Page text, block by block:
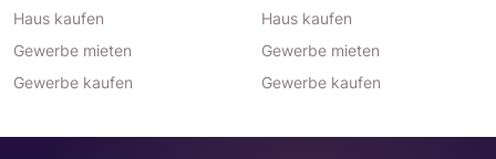
Haus kaufen
Gewerbe mieten
Gewerbe kaufen
Haus kaufen
Gewerbe mieten
Gewerbe kaufen